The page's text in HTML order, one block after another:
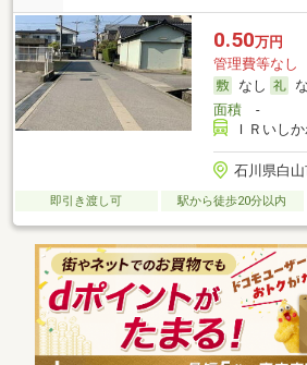
0.50万円
管理費等なし
なし
面積-
ＩＲいし
石川県白
即引き渡し可 駅から徒歩20分以内